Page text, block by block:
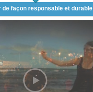
de façon responsable et durable